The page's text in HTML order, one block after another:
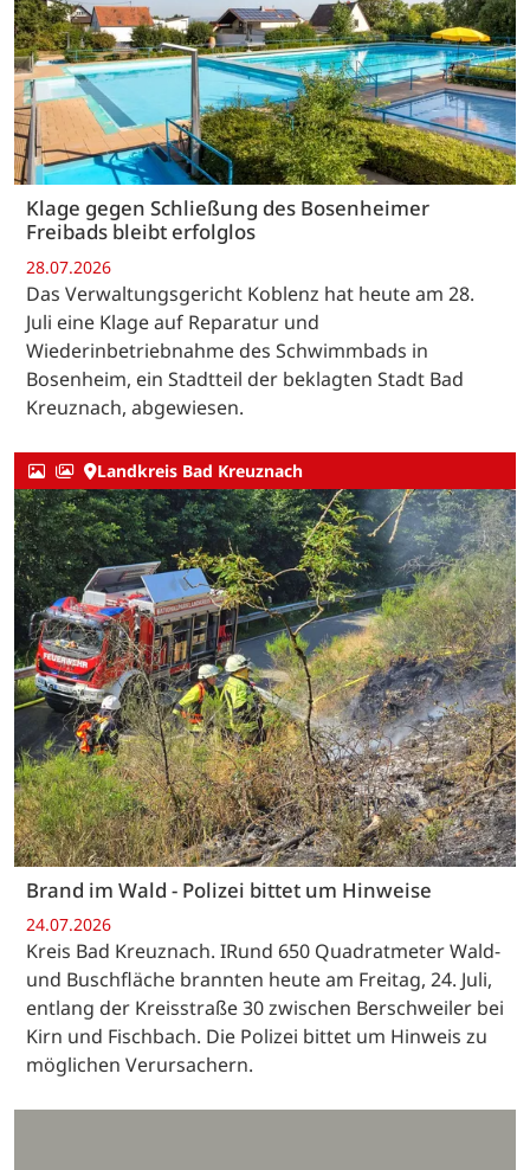
Klage gegen Schließung des Bosenheimer
Freibads bleibt erfolglos
28.07.2026
Das Verwaltungsgericht Koblenz hat heute am 28.
Juli eine Klage auf Reparatur und
Wiederinbetriebnahme des Schwimmbads in
Bosenheim, ein Stadtteil der beklagten Stadt Bad
Kreuznach, abgewiesen.
Landkreis Bad Kreuznach
Brand im Wald - Polizei bittet um Hinweise
24.07.2026
Kreis Bad Kreuznach. IRund 650 Quadratmeter Wald-
und Buschfläche brannten heute am Freitag, 24. Juli,
entlang der Kreisstraße 30 zwischen Berschweiler bei
Kirn und Fischbach. Die Polizei bittet um Hinweis zu
möglichen Verursachern.